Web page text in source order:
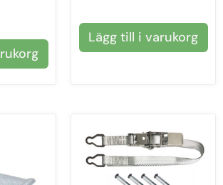
Lägg till i varukorg